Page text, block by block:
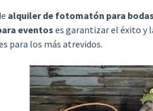
alquiler de fotomatón para bodas
eventoses garantizar el éxito y
para los más atrevidos.